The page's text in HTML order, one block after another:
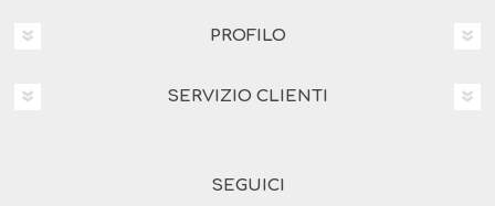
PROFILO
SERVIZIO CLIENTI
SEGUICI